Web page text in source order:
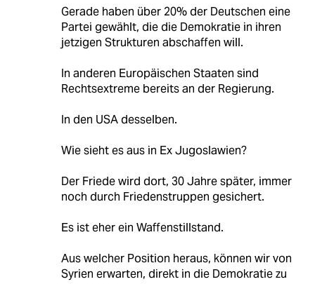
Gerade haben über 20% der Deutschen eine
Partei gewählt, die die Demokratie in ihren
jetzigen Strukturen abschaffen will.
In anderen Europäischen Staaten sind
Rechtsextreme bereits an der Regierung.
In den USA desselben.
Wie sieht es aus in Ex Jugoslawien?
Der Friede wird dort, 30 Jahre später, immer
noch durch Friedenstruppen gesichert.
Es ist eher ein Waffenstillstand.
Aus welcher Position heraus, können wir von
Syrien erwarten, direkt in die Demokratie zu